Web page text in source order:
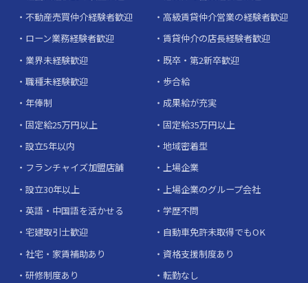
不動産売買仲介経験者歓迎
高級賃貸仲介営業の経験者歓迎
ローン業務経験者歓迎
賃貸仲介の店長経験者歓迎
業界未経験歓迎
既卒・第2新卒歓迎
職種未経験歓迎
歩合給
年俸制
成果給が充実
固定給25万円以上
固定給35万円以上
設立5年以内
地域密着型
フランチャイズ加盟店舗
上場企業
設立30年以上
上場企業のグループ会社
英語・中国語を活かせる
学歴不問
宅建取引士歓迎
自動車免許未取得でもOK
社宅・家賃補助あり
資格支援制度あり
研修制度あり
転勤なし